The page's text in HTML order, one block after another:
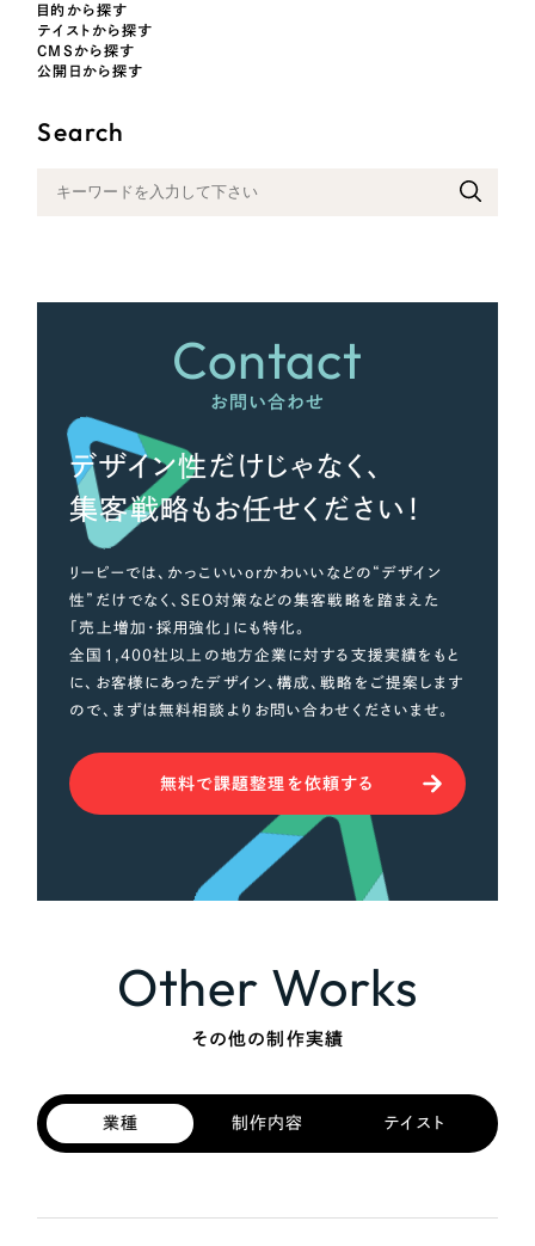
目的から探す
テイストから探す
CMSから探す
公開日から探す
Search
Contact
お問い合わせ
デザイン性だけじゃなく、
集客戦略もお任せください！
リーピーでは、かっこいいorかわいいなどの“デザイン
性”だけでなく、SEO対策などの集客戦略を踏まえた
「売上増加・採用強化」にも特化。
全国1,400社以上の地方企業に対する支援実績をもと
に、お客様にあったデザイン、構成、戦略をご提案します
ので、まずは無料相談よりお問い合わせくださいませ。
無料で課題整理を依頼する
Other Works
その他の制作実績
業種 制作内容 テイスト